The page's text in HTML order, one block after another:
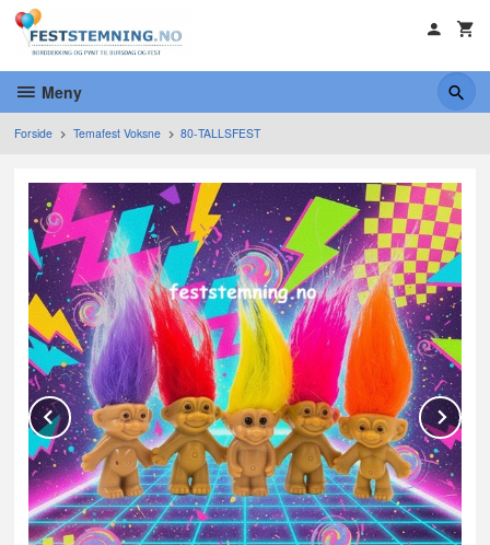
Gå
innholdet
Meny
Forside Temafest Voksne 80-TALLSFEST
Prev